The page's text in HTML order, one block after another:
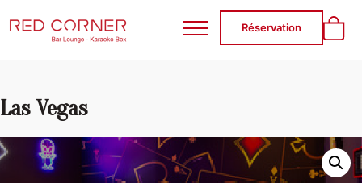
RED CORNER
Réservation
Las Vegas